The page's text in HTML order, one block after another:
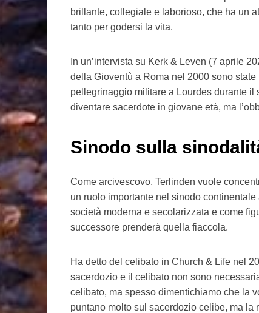
brillante, collegiale e laborioso, che ha un
tanto per godersi la vita.
In un’intervista su Kerk & Leven (7 aprile
della Gioventù a Roma nel 2000 sono
pellegrinaggio militare a Lourdes durante
diventare sacerdote in giovane età, ma
Sinodo sulla
Come arcivescovo, Terlinden vuole
un ruolo importante nel sinodo
società moderna e secolarizzata e come
successore prenderà quella fiaccola.
Ha detto del celibato in Church & Life nel
sacerdozio e il celibato non sono
celibato, ma spesso dimentichiamo che la
puntano molto sul sacerdozio celibe, ma